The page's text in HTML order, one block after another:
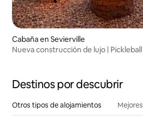
Cabaña en Sevierville
Nueva construcción de lujo |
Destinos por descubrir
Otros tipos de alojamientos